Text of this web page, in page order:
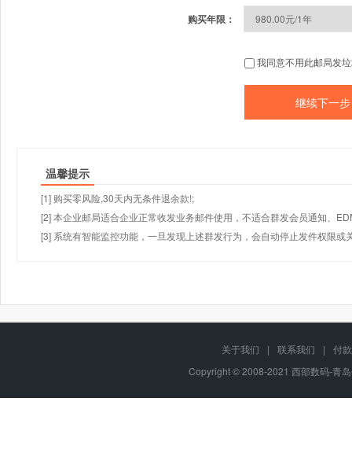
购买年限：
我同意不用此邮局发
温馨提示
[1] 购买零风险,30天内无条件退余款!;
[2] 本企业邮局适合企业正常收发业务邮件使用，不适合群发会员通知、
[3] 系统有智能监控功能，一旦发现上述群发行为，会自动停止发件权限或
关于我们 | 联系我们 |
付
Copyright © 2008-2021 西部数码-青